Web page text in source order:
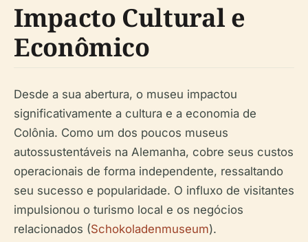
Impacto Cultural e
Econômico
Desde a sua abertura, o museu impactou
significativamente a cultura e a economia de
Colônia. Como um dos poucos museus
autossustentáveis na Alemanha, cobre seus custos
operacionais de forma independente, ressaltando
seu sucesso e popularidade. O influxo de visitantes
impulsionou o turismo local e os negócios
relacionados (Schokoladenmuseum).